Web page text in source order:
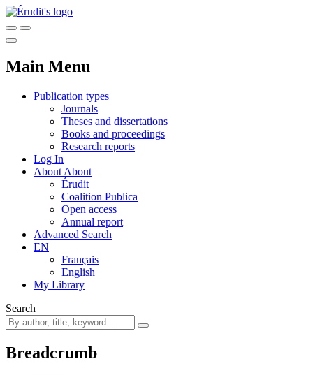
Main Menu
Publication types
Journals
Theses and dissertations
Books and proceedings
Research reports
Log In
About About
Érudit
Coalition Publica
Open access
Annual report
Advanced Search
EN
Français
English
My Library
Search
Breadcrumb